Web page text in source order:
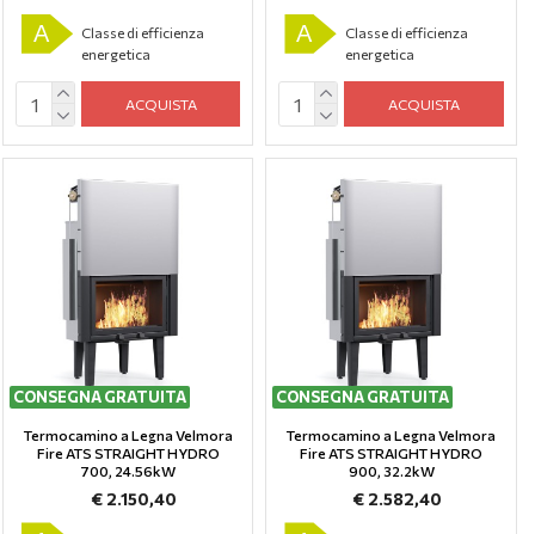
A
Classe di efficienza
energetica
ACQUISTA
A
Classe di efficienza
energetica
ACQUISTA
CONSEGNA GRATUITA
Termocamino a Legna Velmora
Fire ATS STRAIGHT HYDRO
700, 24.56kW
€ 2.150,40
CONSEGNA GRATUITA
Termocamino a Legna Velmora
Fire ATS STRAIGHT HYDRO
900, 32.2kW
€ 2.582,40